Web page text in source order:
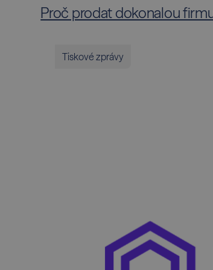
Proč prodat dokonalou
Tiskové zprávy